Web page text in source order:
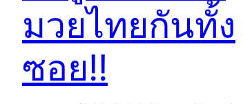
มวยไทยกันทั้ง
ซอย!!